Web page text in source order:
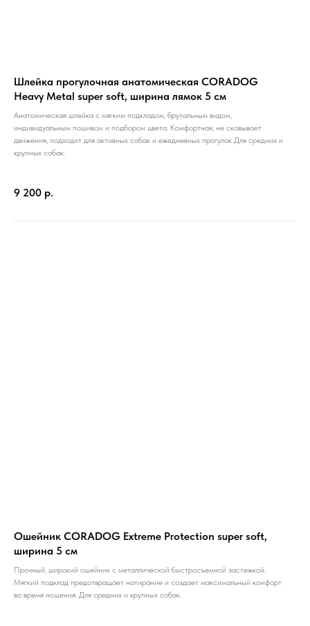
Шлейка прогулочная анатомическая CORADOG
Heavy Metal super soft, ширина лямок 5 см
Анатомическая шлейка с мягким подкладом, брутальным видом,
индивидуальным пошивом и подбором цвета. Комфортная, не сковывает
движения, подходит для активных собак и ежедневных прогулок Для средних и
крупных собак.
9 200 р.
Ошейник CORADOG Extreme Protection super soft,
ширина 5 см
Прочный, широкий ошейник с металлической быстросъемной застежкой.
Мягкий подклад предотвращает натирание и создает максимальный комфорт
во время ношения. Для средних и крупных собак.